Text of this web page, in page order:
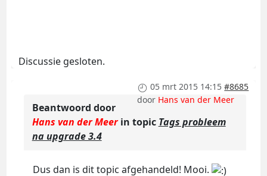
Discussie gesloten.
05 mrt 2015 14:15 #8685
door Hans van der Meer
Beantwoord door
Hans van der Meerin topic Tags probleem
na upgrade 3.4
Dus dan is dit topic afgehandeld! Mooi.